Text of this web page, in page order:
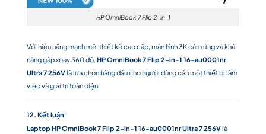
HP OmniBook 7 Flip 2-in-1
Với hiệu năng mạnh mẽ, thiết kế cao cấp, màn hình 3K cảm ứng và khả
năng gập xoay 360 độ, HP OmniBook 7 Flip 2-in-1 16-au0001nr
Ultra 7 256Vlà lựa chọn hàng đầu cho người dùng cần một thiết bị làm
việc và giải trí toàn diện.
12. Kết luận
Laptop HP OmniBook 7 Flip 2-in-1 16-au0001nr Ultra 7 256Vlà